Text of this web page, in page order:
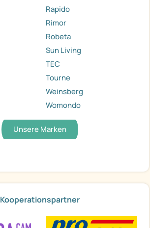
Rapido
Rimor
Robeta
Sun Living
TEC
Tourne
Weinsberg
Womondo
Unsere Marken
Kooperationspartner